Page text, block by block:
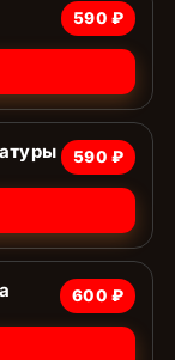
590 ₽
590 ₽
600 ₽